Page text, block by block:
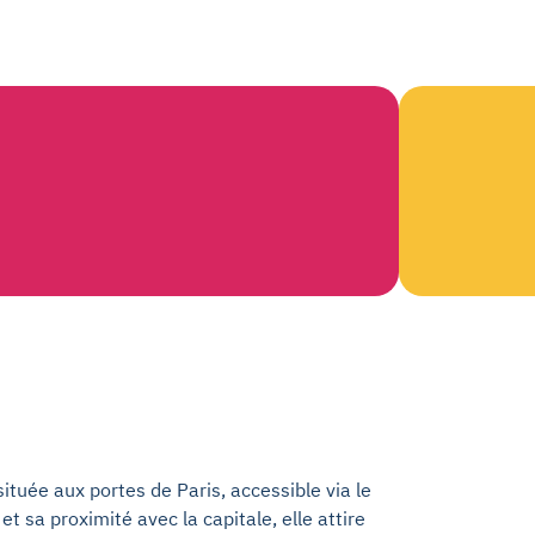
aux portes de Paris, accessible via le
sa proximité avec la capitale, elle attire